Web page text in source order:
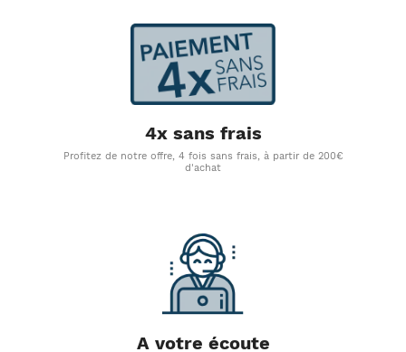
4x sans frais
Profitez de notre offre, 4 fois sans frais, à partir de 200€
d'achat
A votre écoute